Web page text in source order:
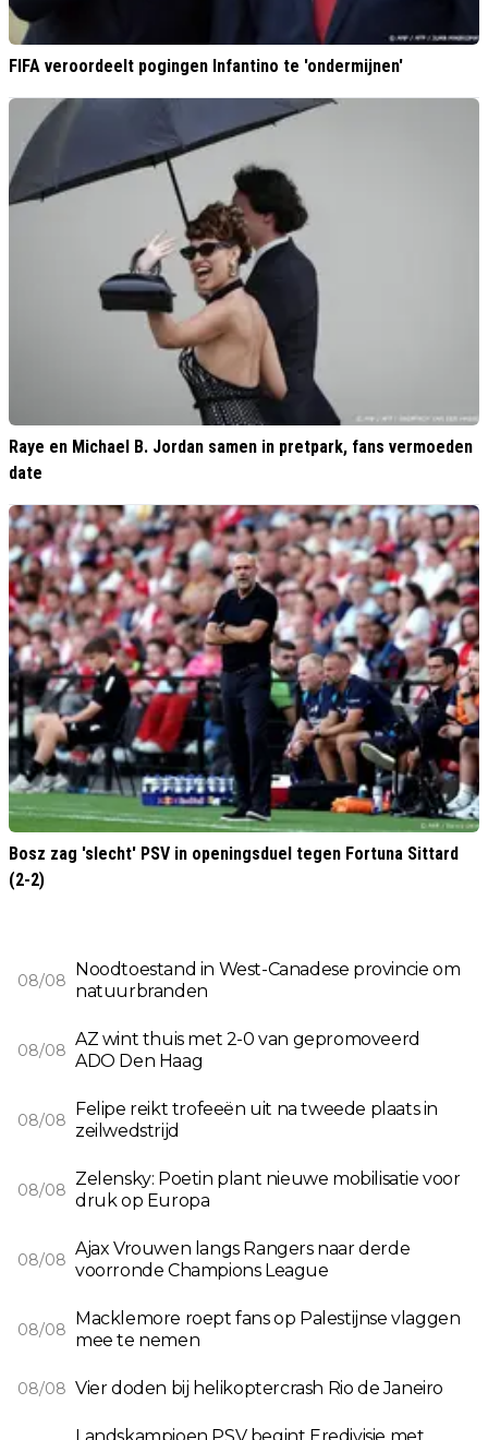
FIFA veroordeelt pogingen Infantino te 'ondermijnen'
Raye en Michael B. Jordan samen in pretpark, fans vermoeden
date
Bosz zag 'slecht' PSV in openingsduel tegen Fortuna Sittard
(2-2)
08/08
Noodtoestand in West-Canadese provincie om
natuurbranden
08/08
AZ wint thuis met 2-0 van gepromoveerd
ADO Den Haag
08/08
Felipe reikt trofeeën uit na tweede plaats in
zeilwedstrijd
08/08
Zelensky: Poetin plant nieuwe mobilisatie voor
druk op Europa
08/08
Ajax Vrouwen langs Rangers naar derde
voorronde Champions League
08/08
Macklemore roept fans op Palestijnse vlaggen
mee te nemen
08/08 Vier doden bij helikoptercrash Rio de Janeiro